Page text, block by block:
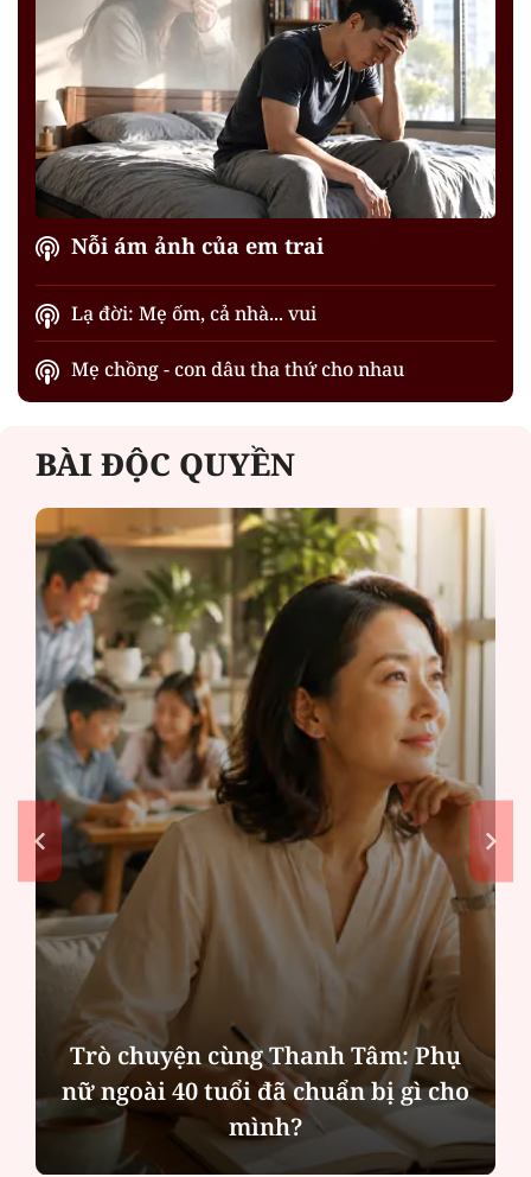
Nỗi ám ảnh của em trai
Lạ đời: Mẹ ốm, cả nhà... vui
Mẹ chồng - con dâu tha thứ cho nhau
BÀI ĐỘC QUYỀN
Trò chuyện cùng Thanh Tâm: Phụ
nữ ngoài 40 tuổi đã chuẩn bị gì cho
mình?